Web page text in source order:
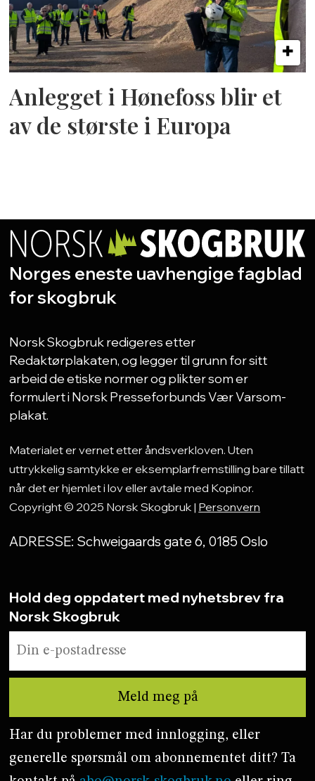
Anlegget i Hønefoss blir et
av de største i Europa
Norges eneste uavhengige fagblad
for skogbruk
Norsk Skogbruk redigeres etter
Redaktørplakaten, og legger til grunn for sitt
arbeid de etiske normer og plikter som er
formulert i Norsk Presseforbunds Vær Varsom-
plakat.
Materialet er vernet etter åndsverkloven. Uten
uttrykkelig samtykke er eksemplarfremstilling bare tillatt
når det er hjemlet i lov eller avtale med Kopinor.
Copyright © 2025 Norsk Skogbruk | Personvern
ADRESSE: Schweigaards gate 6, 0185 Oslo
Hold deg oppdatert med nyhetsbrev fra
Norsk Skogbruk
Har du problemer med innlogging, eller
generelle spørsmål om abonnementet ditt? Ta